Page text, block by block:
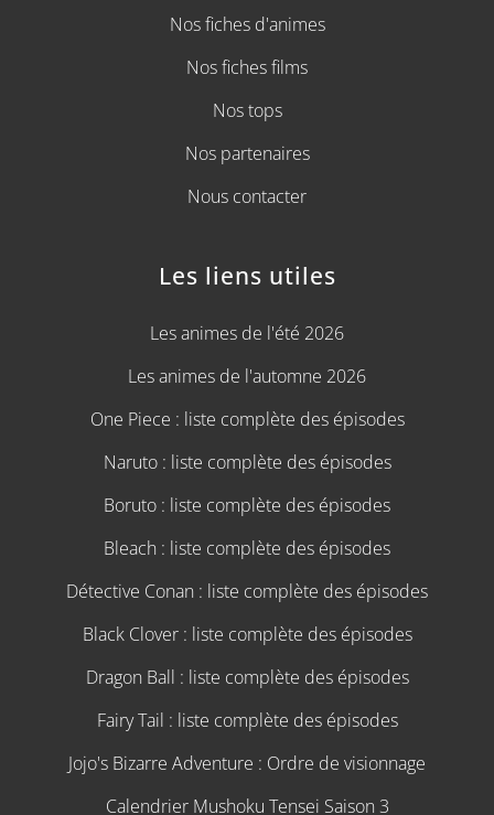
Nos fiches d'animes
Nos fiches films
Nos tops
Nos partenaires
Nous contacter
Les liens utiles
Les animes de l'été 2026
Les animes de l'automne 2026
One Piece : liste complète des épisodes
Naruto : liste complète des épisodes
Boruto : liste complète des épisodes
Bleach : liste complète des épisodes
Détective Conan : liste complète des épisodes
Black Clover : liste complète des épisodes
Dragon Ball : liste complète des épisodes
Fairy Tail : liste complète des épisodes
Jojo's Bizarre Adventure : Ordre de visionnage
Calendrier Mushoku Tensei Saison 3